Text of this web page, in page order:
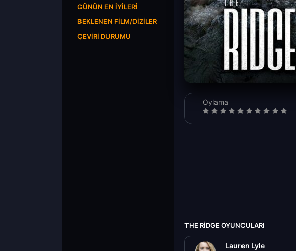
GÜNÜN EN İYILERI
BEKLENEN FILM/DIZILER
ÇEVIRI DURUMU
Oylama
THE RIDGE OYUNCULARI
Lauren Lyle